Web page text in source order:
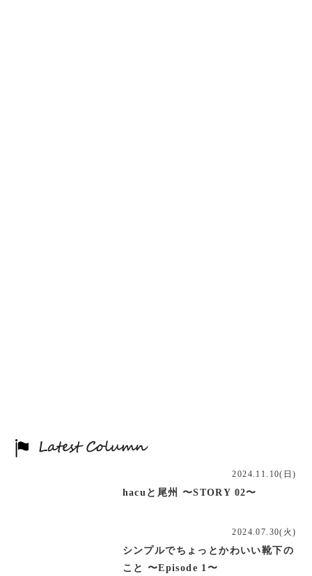
2024.11.10(日)
hacuと尾州 〜STORY 02〜
2024.07.30(火)
シンプルでちょっとかわいい靴下の
こと 〜Episode 1〜